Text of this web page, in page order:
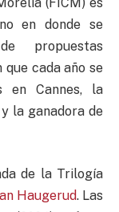
en donde se
propuestas
cada año se
en Cannes, la
la ganadora de
de la Trilogía
Haugerud. Las